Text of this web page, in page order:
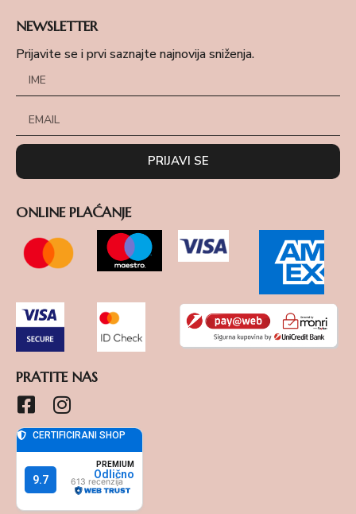
NEWSLETTER
Prijavite se i prvi saznajte najnovija sniženja.
PRIJAVI SE
ONLINE PLAĆANJE
PRATITE NAS